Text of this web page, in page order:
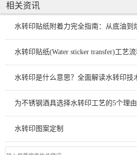
相关资讯
为不锈钢酒具选择水转印工艺的5个理由
水转印图案定制